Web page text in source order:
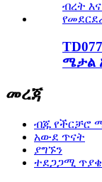
ሜታል
መረጃ
ብጁ የችርቻሮ
አውደ ጥናት
ያግኙን
ተደጋጋሚ